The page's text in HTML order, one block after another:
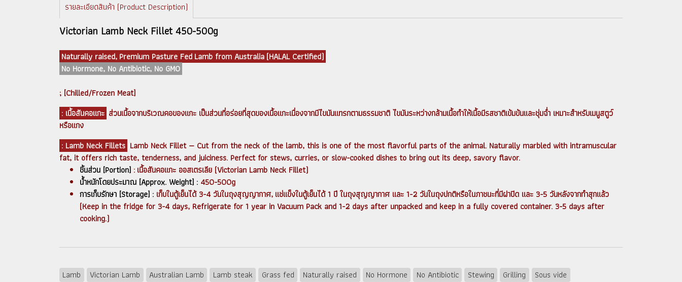
รายละเอียดสินค้า (Product Description)
Victorian Lamb Neck Fillet 450-500g
Naturally raised, Premium Pasture Fed Lamb from Australia (HALAL Certified)
No Hormone, No Antibiotic, No GMO
; [Chilled/Frozen Meat]
: เนื้อสันคอแกะ ส่วนเนื้อจากบริเวณคอของแกะ เป็นส่วนที่อร่อยที่สุดของเนื้อแกะเนื่องจากมีไขมันแทรกตามธรรมชาติ ไขมันระหว่างกล้ามเนื้อทำให้เนื้อมีรสชาติเข้มข้นและชุ่มฉ่ำ เหมาะสำหรับเมนูสตูว์
หรือแกง
: Lamb Neck Fillets Lamb Neck Fillet — Cut from the neck of the lamb, this is one of the most flavorful parts of the animal. Naturally marbled with intramuscular
fat, it offers rich taste, tenderness, and juiciness. Perfect for stews, curries, or slow-cooked dishes to bring out its deep, savory flavor.
ชิ้นส่วน [Portion] : เนื้อสันคอแกะ ออสเตรเลีย (Victorian Lamb Neck Fillet)
น้ำหนักโดยประมาณ [Approx. Weight] : 450-500g
การเก็บรักษา [Storage] : เก็บในตู้เย็นได้ 3-4 วันในถุงสุญญากาศ, แช่แข็งในตู้เย็นได้ 1 ปี ในถุงสุญญากาศ และ 1-2 วันในถุงปกติหรือในภาชนะที่มีฝาปิด และ 3-5 วันหลังจากทำสุกแล้ว
(Keep in the fridge for 3-4 days, Refrigerate for 1 year in Vacuum Pack and 1-2 days after unpacked and keep in a fully covered container. 3-5 days after
cooking.)
Lamb Victorian Lamb Australian Lamb Lamb steak Grass fed Naturally raised No Hormone No Antibiotic Stewing Grilling Sous vide